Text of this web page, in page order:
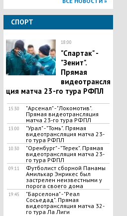
СПОРТ
18:00
"Спартак" -
"Зенит".
Прямая
видеотрансля
ция матча 23-го тура РФПЛ
15:30
"Арсенал" - "Локомотив".
Прямая видеотрансляция
матча 23-го тура РФПЛ
13:00
"Урал" - "Томь". Прямая
видеотрансляция матча 23-
го тура РФПЛ
10:30
"Оренбург" - "Терек". Прямая
видеотрансляция матча 23-
го тура РФПЛ
09:11
Футболист сборной Панамы
Амилькар Энрикес был
застрелен неизвестными у
порога своего дома
19:45
"Барселона" - "Реал
Сосьедад". Прямая
видеотрансляция матча 32-
го тура Ла Лиги